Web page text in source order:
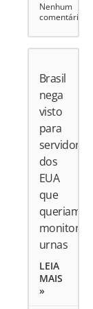
Nenhum
comentário
Brasil
nega
visto
para
servidores
dos
EUA
que
queriam
monitorar
urnas
LEIA
MAIS
»